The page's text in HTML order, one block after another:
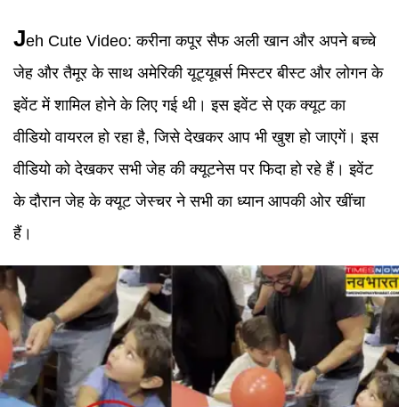
Jeh Cute Video:करीना कपूर सैफ अली खान और अपने बच्चे
जेह और तैमूर के साथ अमेरिकी यूट्यूबर्स मिस्टर बीस्ट और लोगन के
इवेंट में शामिल होने के लिए गई थी। इस इवेंट से एक क्यूट का
वीडियो वायरल हो रहा है, जिसे देखकर आप भी खुश हो जाएगें। इस
वीडियो को देखकर सभी जेह की क्यूटनेस पर फिदा हो रहे हैं। इवेंट
के दौरान जेह के क्यूट जेस्चर ने सभी का ध्यान आपकी ओर खींचा
हैं।